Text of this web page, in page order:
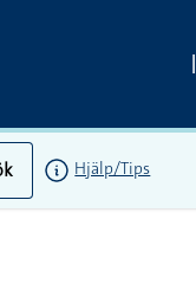
Hjälp/Tips